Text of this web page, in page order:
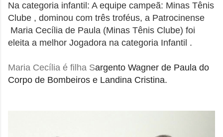
Na categoria infantil: A equipe campeã: Minas Tênis
Clube , dominou com três troféus, a Patrocinense
Maria Cecília de Paula (Minas Tênis Clube) foi
eleita a melhor Jogadora na categoria Infantil .
Maria Cecília é filha Sargento Wagner de Paula do
Corpo de Bombeiros e Landina Cristina.